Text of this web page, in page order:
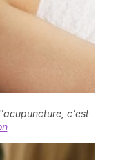
c'est